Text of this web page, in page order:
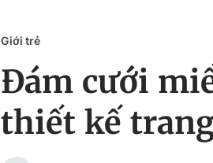
Giới trẻ
Đám cưới
thiết kế